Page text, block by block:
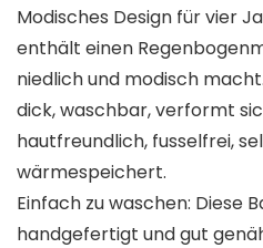
Modisches Design für vier
enthält einen
niedlich und modisch
dick, waschbar, verformt
hautfreundlich, fusselfrei,
wärmespeichert.
Einfach zu waschen: Diese
handgefertigt und gut